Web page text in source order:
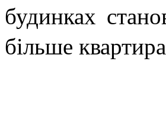
будинках
більше